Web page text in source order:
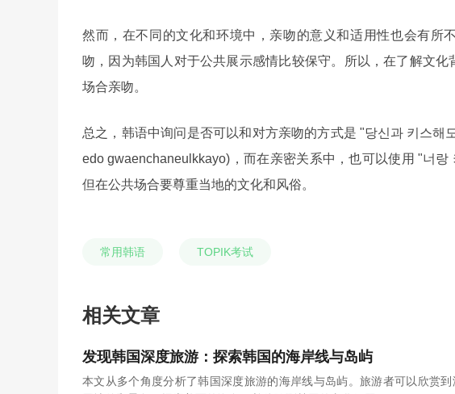
然而，在不同的文化和环境中，亲吻的意义和适用性也会有所
吻，因为韩国人对于公共展示感情比较保守。所以，在了解文
场合亲吻。
总之，韩语中询问是否可以和对方亲吻的方式是 "당신과 키스해
edo gwaenchaneulkkayo)，而在亲密关系中，也可以使用 "너랑
但在公共场合要尊重当地的文化和风俗。
常用韩语 TOPIK考试
相关文章
发现韩国深度旅游：探索韩国的海岸线与岛屿
本文从多个角度分析了韩国深度旅游的海岸线与岛屿。旅游者可以欣赏到